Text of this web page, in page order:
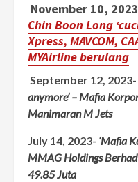
November 10,
Chin Boon Long
Xpress, MAVCOM,
MYAirline berulang
September 12, 2023-
anymore’ – Mafia
Manimaran M Jets
July 14, 2023- ‘Mafia
MMAG Holdings
49.85 Juta